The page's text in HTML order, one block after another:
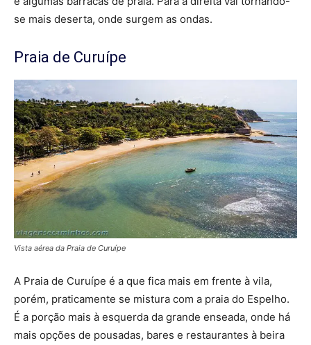
se mais deserta, onde surgem as ondas.
Praia de Curuípe
Vista aérea da Praia de Curuípe
A Praia de Curuípe é a que fica mais em frente à vila,
porém, praticamente se mistura com a praia do Espelho.
É a porção mais à esquerda da grande enseada, onde há
mais opções de pousadas, bares e restaurantes à beira